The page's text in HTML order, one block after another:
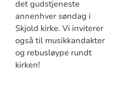
det gudstjeneste
annenhver søndag i
Skjold kirke. Vi inviterer
også til musikkandakter
og rebusløype rundt
kirken!